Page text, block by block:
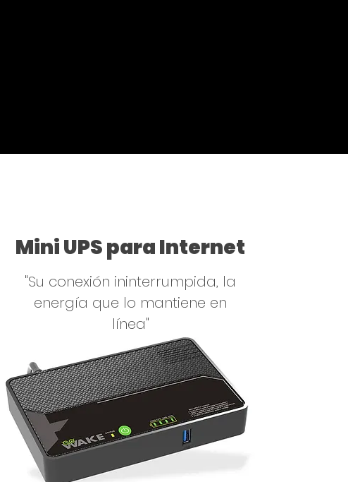
Mini UPS para Internet
"Su conexión ininterrumpida, la
energía que lo mantiene en
línea"